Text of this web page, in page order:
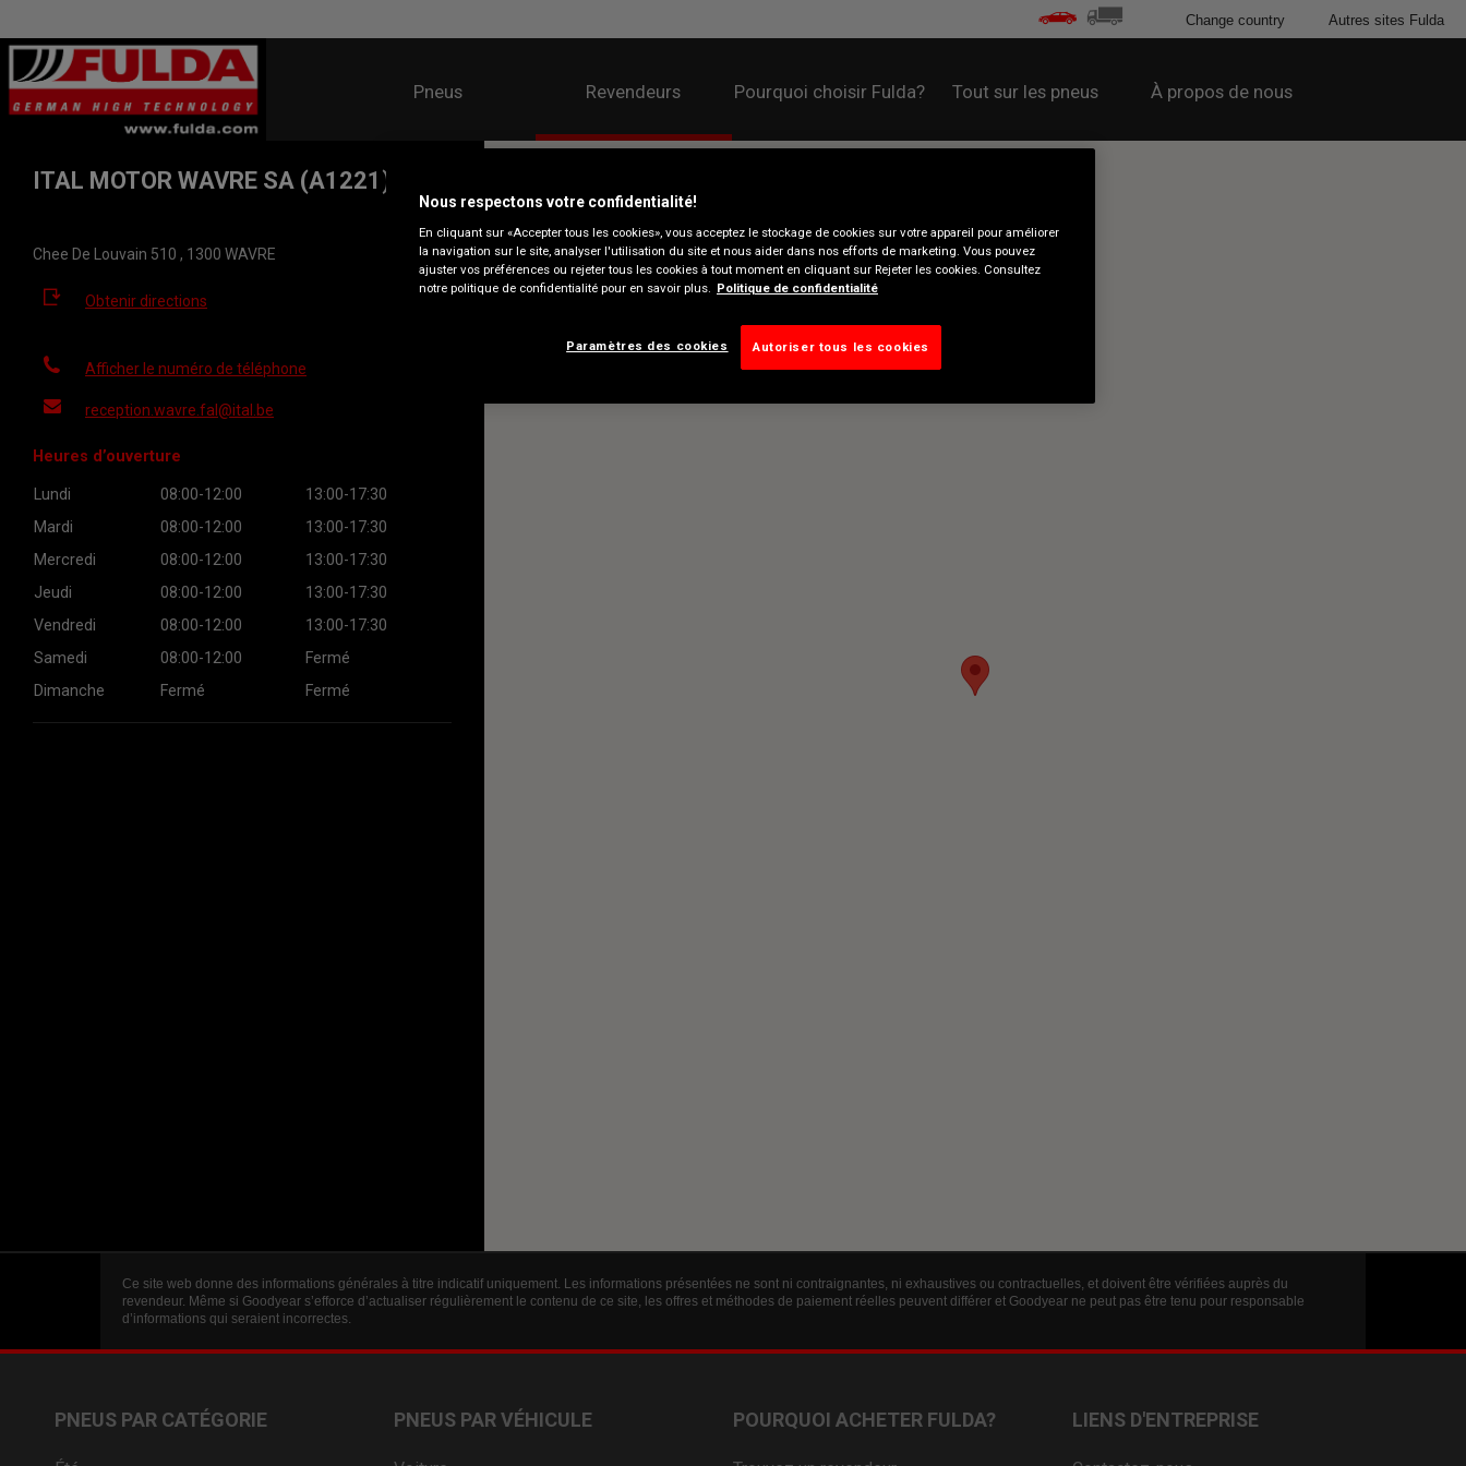
Pneus Revendeurs Pourquoi choisir Fulda? Tout sur les pneus À propos de nous
Change country Autres sites Fulda
ITAL MOTOR WAVRE SA (A1221)
Chee De Louvain 510 , 1300 WAVRE
Obtenir directions
Afficher le numéro de téléphone
reception.wavre.fal@ital.be
Heures d’ouverture
Lundi 08:00-12:00
13:00-17:30
Mardi
08:00-12:00
13:00-17:30
Mercredi
08:00-12:00
13:00-17:30
Jeudi
08:00-12:00
13:00-17:30
Vendredi
08:00-12:00
13:00-17:30
Samedi
08:00-12:00
Fermé
Dimanche
Fermé Fermé
Ce site web donne des informations générales à titre indicatif uniquement. Les informations présentées ne sont ni contraignantes, ni exhaustives ou contractuelles, et doivent être vérifiées auprès du
revendeur. Même si Goodyear s’efforce d’actualiser régulièrement le contenu de ce site, les offres et méthodes de paiement réelles peuvent différer et Goodyear ne peut pas être tenu pour responsable
d’informations qui seraient incorrectes.
PNEUS PAR CATÉGORIE PNEUS PAR VÉHICULE POURQUOI ACHETER FULDA? LIENS D'ENTREPRISE
Nous respectons votre confidentialité!
En cliquant sur «Accepter tous les cookies», vous acceptez le stockage de cookies sur votre appareil pour améliorer
la navigation sur le site, analyser l'utilisation du site et nous aider dans nos efforts de marketing. Vous pouvez
ajuster vos préférences ou rejeter tous les cookies à tout moment en cliquant sur Rejeter les cookies. Consultez
notre politique de confidentialité pour en savoir plus.
Politique de confidentialité
Paramètres des cookies Autoriser tous les cookies